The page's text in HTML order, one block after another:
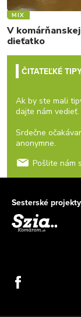
MIX
V
dieťatko
ČITATEĽKÉ
Ak by ste mali
dajte nám vedieť.
Srdečne
anonymne.
Pošlite nám
Sesterské